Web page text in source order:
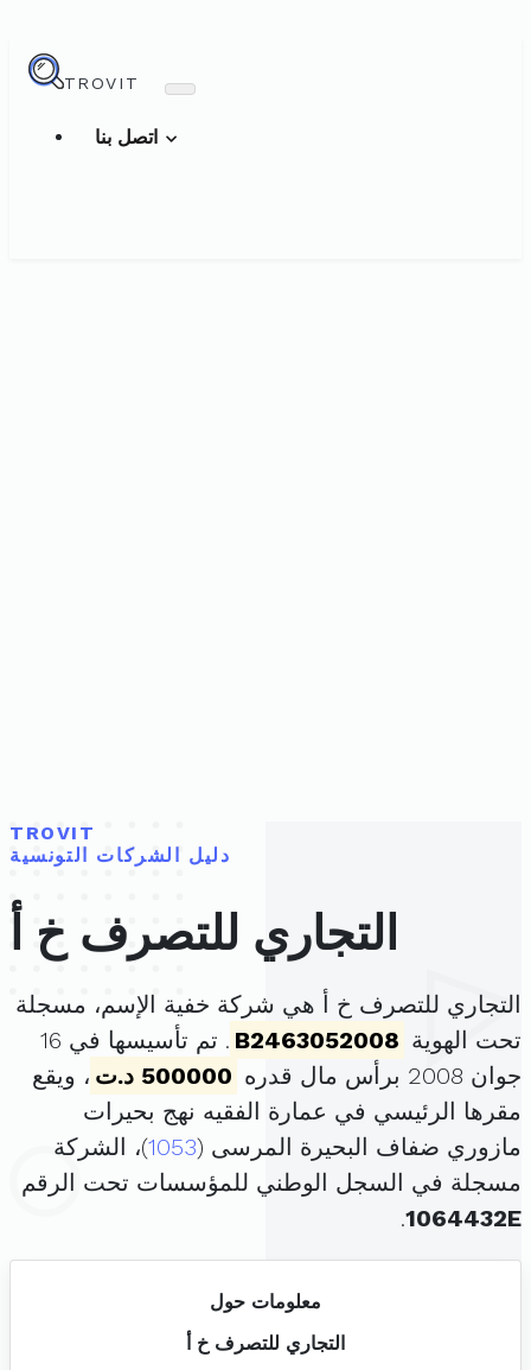
TROVIT
TROVIT
دليل الشركات التونسية
التجاري للتصرف خ أ
التجاري للتصرف خ أ هي شركة خفية الإسم، مسجلة
تحت الهوية B2463052008
. تم تأسيسها في 16
جوان 2008 برأس مال قدره
500000 د.ت
، ويقع
مقرها الرئيسي في عمارة الفقيه نهج بحيرات
مازوري ضفاف البحيرة المرسى (1053)، الشركة
مسجلة في السجل الوطني للمؤسسات تحت الرقم
1064432E
.
معلومات حول
التجاري للتصرف خ أ